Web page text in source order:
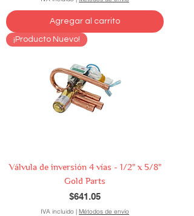
Agregar al carrito
¡Producto Nuevo!
Válvula de inversión 4 vías - 1/2" x 5/8"
Gold Parts
Precio
$641.05
IVA incluido | Métodos de envío